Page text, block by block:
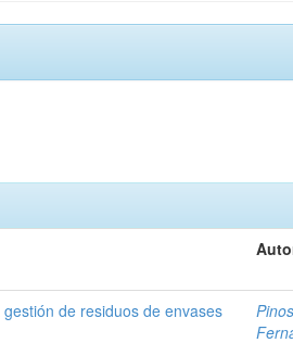
de residuos de envases